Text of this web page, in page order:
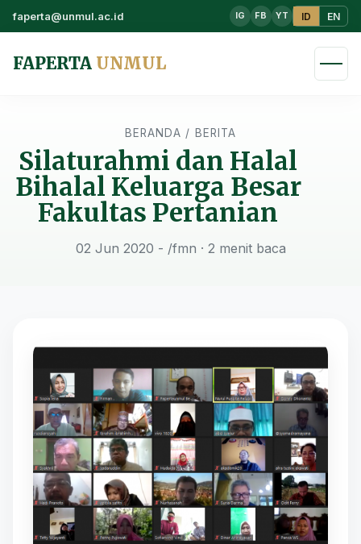
faperta@unmul.ac.id IG FB YT ID EN
FAPERTA UNMUL
BERANDA / BERITA
Silaturahmi dan Halal
Bihalal Keluarga Besar
Fakultas Pertanian
02 Jun 2020 - /fmn · 2 menit baca